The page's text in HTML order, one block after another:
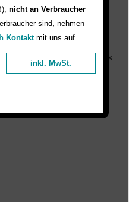
mieten.
19% MwSt. und zzgl.
Öl, Schleifen und
Accessoires und sonstiges
sowie Zuschläge für
und
nicht an Verbraucher
sind, nehmen
Kontaktmit uns auf.
inkl. MwSt.